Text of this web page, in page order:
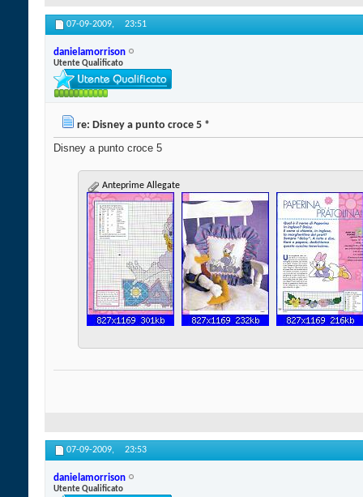
07-09-2009, 23:51
danielamorrison
Utente Qualificato
re: Disney a punto croce 5 *
Disney a punto croce 5
Anteprime Allegate
07-09-2009, 23:53
danielamorrison
Utente Qualificato